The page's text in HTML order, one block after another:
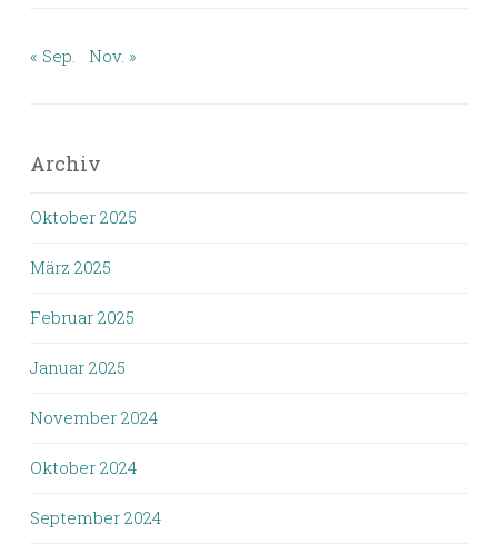
« Sep. Nov. »
Archiv
Oktober 2025
März 2025
Februar 2025
Januar 2025
November 2024
Oktober 2024
September 2024